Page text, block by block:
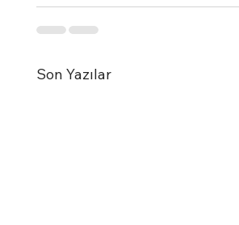
Son Yazılar